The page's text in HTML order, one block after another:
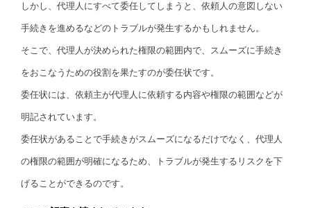
しかし、代理人にすべて委任してしまうと、依頼人の意図しない
手続きを進めるなどのトラブルが発生するかもしれません。
そこで、代理人が決められた権限の範囲内で、スムーズに手続き
をおこなうための役割を果たすのが委任状です。
委任状には、依頼主が代理人に依頼する内容や権限の範囲などが
明記されています。
委任状があることで手続きがスムーズになるだけでなく、代理人
の権限の範囲が明確になるため、トラブルが発生するリスクを下
げることができるのです。